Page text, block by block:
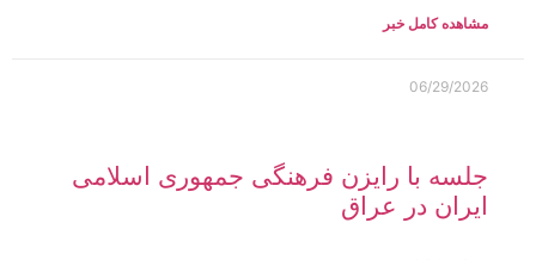
مشاهده کامل خبر
06/29/2026
جلسه با رایزن فرهنگی جمهوری اسلامی
ایران در عراق